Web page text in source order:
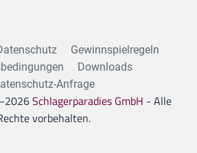
Gewinnspielregeln
Downloads
Anfrage
2026Schlagerparadies GmbH - Alle
vorbehalten.